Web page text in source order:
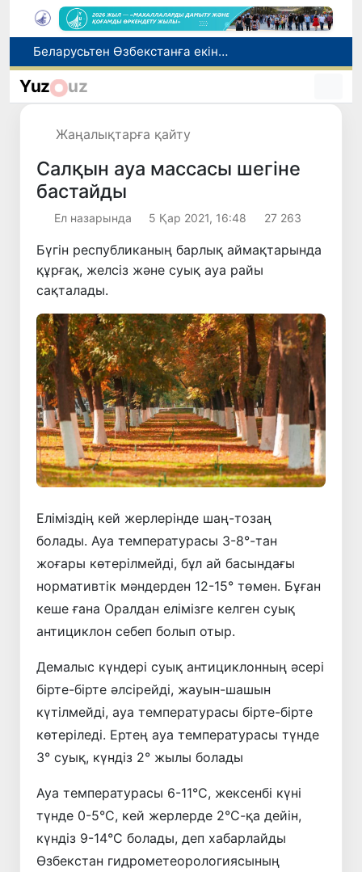
Адам саудасынан зардап шеккен азаматтар әлеуметтік қызметтермен қамтылады
Тарихи күн: Өзбекстанның «Самарқант-2028» жасанды серігі орбитаға сәтті шығарылды
Yuz uz
Жаңалықтарға қайту
Салқын ауа массасы шегіне
бастайды
Ел назарында 5 Қар 2021, 16:48 27 263
Бүгін республиканың барлық аймақтарында
құрғақ, желсіз және суық ауа райы
сақталады.
Еліміздің кей жерлерінде шаң-тозаң
болады. Ауа температурасы 3-8°-тан
жоғары көтерілмейді, бұл ай басындағы
нормативтік мәндерден 12-15° төмен. Бұған
кеше ғана Оралдан елімізге келген суық
антициклон себеп болып отыр.
Демалыс күндері суық антициклонның әсері
бірте-бірте әлсірейді, жауын-шашын
күтілмейді, ауа температурасы бірте-бірте
көтеріледі. Ертең ауа температурасы түнде
3° суық, күндіз 2° жылы болады
Ауа температурасы 6-11°С, жексенбі күні
түнде 0-5°С, кей жерлерде 2°С-қа дейін,
күндіз 9-14°С болады, деп хабарлайды
Өзбекстан гидрометеорологиясының